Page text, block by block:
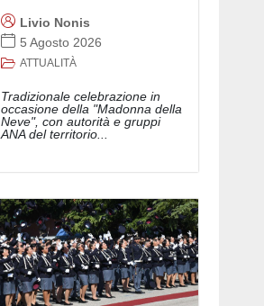
Livio Nonis
5 Agosto 2026
ATTUALITÀ
Tradizionale celebrazione in
occasione della "Madonna della
Neve", con autorità e gruppi
ANA del territorio...